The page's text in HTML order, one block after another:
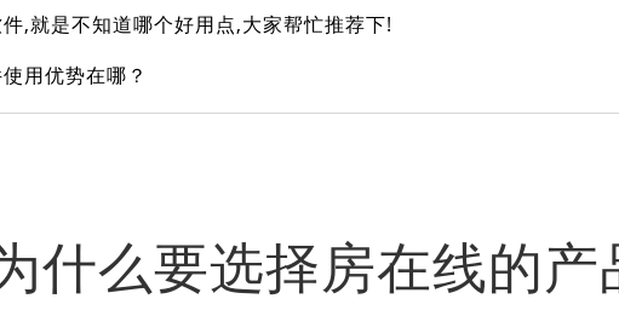
,就是不知道哪个好用点,大家帮忙推荐下!
用优势在哪？
什么要选择房在线的产